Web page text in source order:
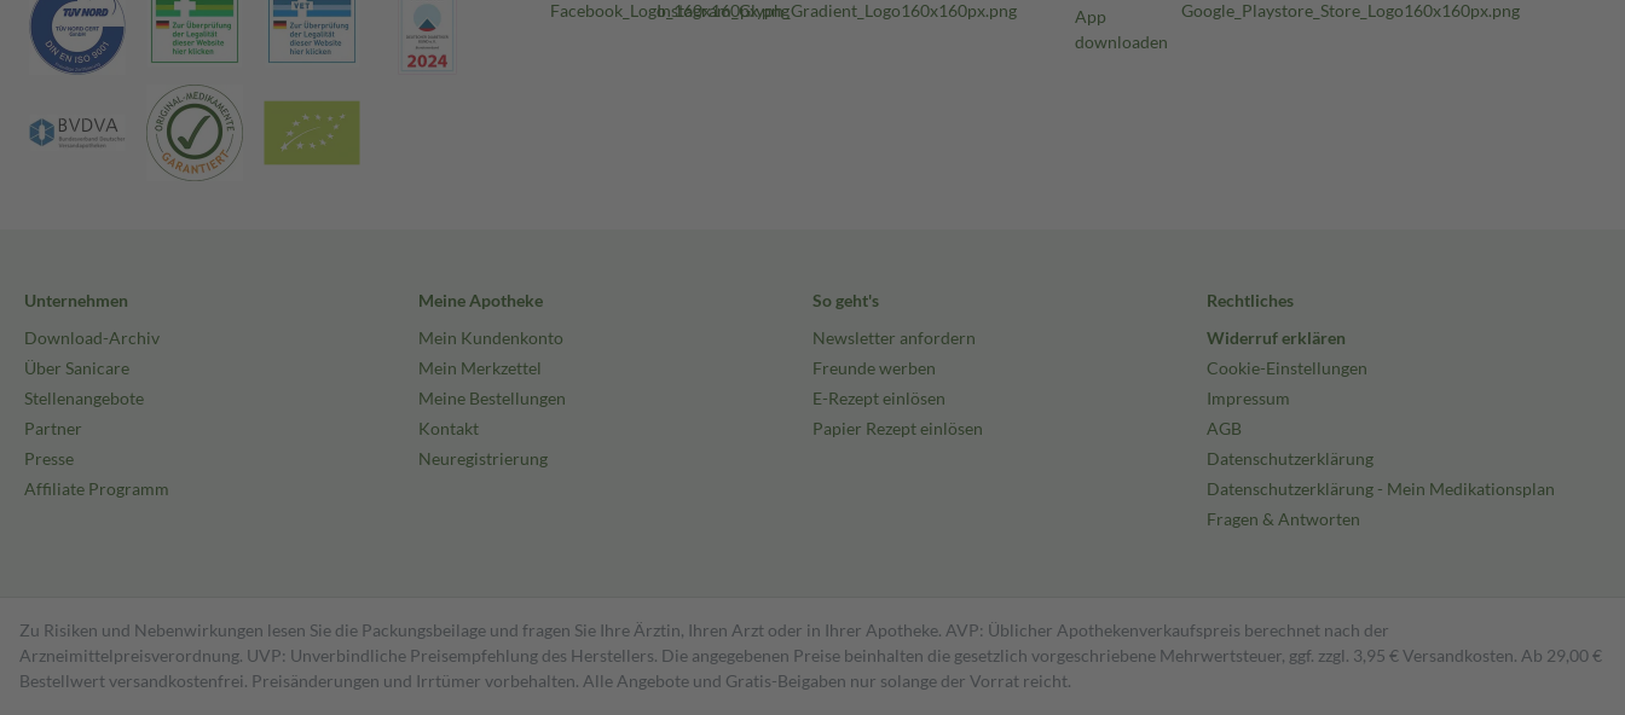
Unternehmen
Download-Archiv
Über Sanicare
Stellenangebote
Partner
Presse
Affiliate Programm
Meine Apotheke
Mein Kundenkonto
Mein Merkzettel
Meine Bestellungen
Kontakt
Neuregistrierung
So geht's
Newsletter anfordern
Freunde werben
E-Rezept einlösen
Papier Rezept einlösen
Rechtliches
Widerruf erklären
Cookie-Einstellungen
Impressum
AGB
Datenschutzerklärung
Datenschutzerklärung - Mein Medikationsplan
Fragen & Antworten
Zu Risiken und Nebenwirkungen lesen Sie die Packungsbeilage und fragen Sie Ihre Ärztin, Ihren Arzt oder in Ihrer Apotheke. AVP: Üblicher Apothekenverkaufspreis berechnet nach der
Arzneimittelpreisverordnung. UVP: Unverbindliche Preisempfehlung des Herstellers. Die angegebenen Preise beinhalten die gesetzlich vorgeschriebene Mehrwertsteuer, ggf. zzgl. 3,95 € Versandkosten. Ab 29,00 €
Bestell­wert versand­kosten­frei. Preisänderungen und Irrtümer vorbehalten. Alle Angebote und Gratis-Beigaben nur solange der Vorrat reicht.